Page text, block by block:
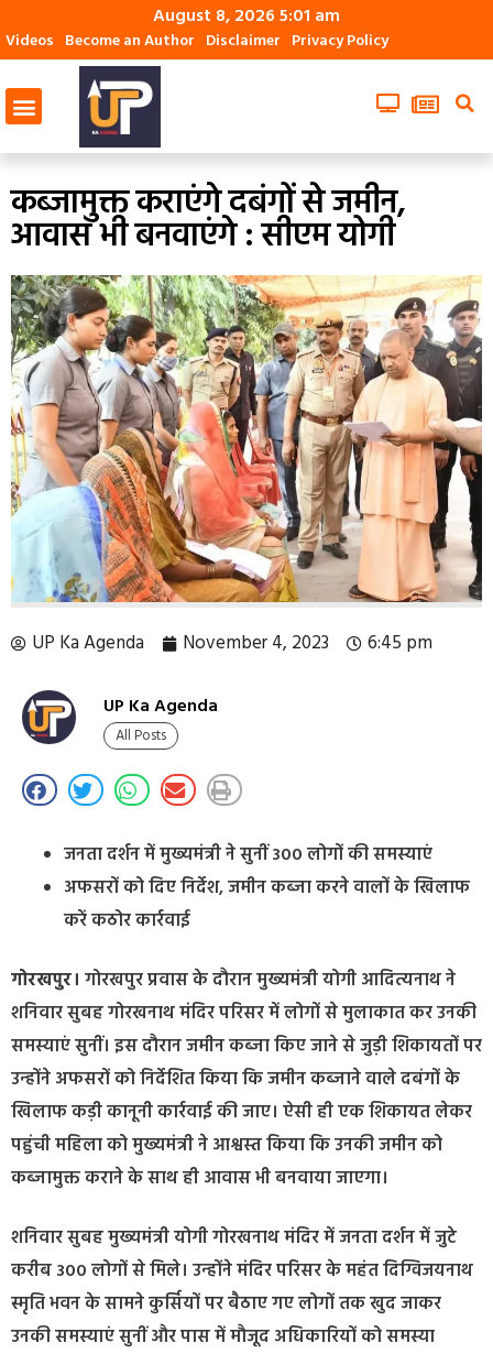
August 8, 2026 5:01 am
Videos Become an Author Disclaimer Privacy Policy
कब्जामुक्त कराएंगे दबंगों से जमीन,
आवास भी बनवाएंगे : सीएम योगी
UP Ka Agenda November 4, 2023 6:45 pm
UP Ka Agenda
All Posts
जनता दर्शन में मुख्यमंत्री ने सुनीं 300 लोगों की समस्याएं
अफसरों को दिए निर्देश, जमीन कब्जा करने वालों के खिलाफ
करें कठोर कार्रवाई
गोरखपुर। गोरखपुर प्रवास के दौरान मुख्यमंत्री योगी आदित्यनाथ ने
शनिवार सुबह गोरखनाथ मंदिर परिसर में लोगों से मुलाकात कर उनकी
समस्याएं सुनीं। इस दौरान जमीन कब्जा किए जाने से जुड़ी शिकायतों पर
उन्होंने अफसरों को निर्देशित किया कि जमीन कब्जाने वाले दबंगों के
खिलाफ कड़ी कानूनी कार्रवाई की जाए। ऐसी ही एक शिकायत लेकर
पहुंची महिला को मुख्यमंत्री ने आश्वस्त किया कि उनकी जमीन को
कब्जामुक्त कराने के साथ ही आवास भी बनवाया जाएगा।
शनिवार सुबह मुख्यमंत्री योगी गोरखनाथ मंदिर में जनता दर्शन में जुटे
करीब 300 लोगों से मिले। उन्होंने मंदिर परिसर के महंत दिग्विजयनाथ
स्मृति भवन के सामने कुर्सियों पर बैठाए गए लोगों तक खुद जाकर
उनकी समस्याएं सुनीं और पास में मौजूद अधिकारियों को समस्या